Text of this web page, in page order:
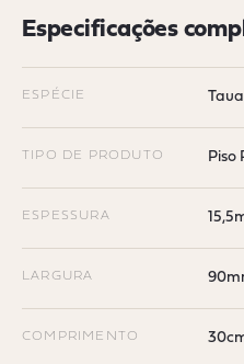
Especificações
ESPÉCIE
TIPO DE PRODUTO Piso
ESPESSURA
LARGURA
COMPRIMENTO